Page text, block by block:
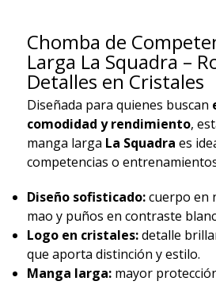
Chomba de
Larga La Squadra –
Detalles en Cristales
Diseñada para quienes buscan
comodidad y rendimiento,
manga larga La Squadra es
competencias o
Diseño sofisticado:cuerpo en
mao y puños en contraste
Logo en cristales:detalle
que aporta distinción y estilo.
Manga larga:mayor